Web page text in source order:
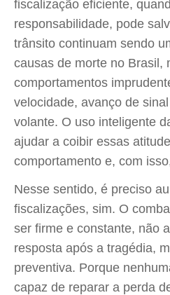
fiscalização eficiente,
responsabilidade, pode
trânsito continuam sendo
causas de morte no Brasil,
comportamentos
velocidade, avanço de
volante. O uso inteligente
ajudar a coibir essas
comportamento e, com
Nesse sentido, é preciso
fiscalizações, sim. O
ser firme e constante, não
resposta após a tragédia,
preventiva. Porque
capaz de reparar a perda